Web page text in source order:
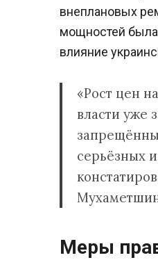
внеплановых
мощностей была
влияние
«Рост цен
власти уже
серьёзных
Меры